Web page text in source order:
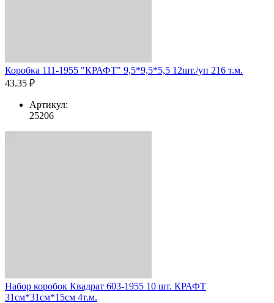
Коробка 111-1955 "КРАФТ" 9,5*9,5*5,5 12шт./уп 216 т.м.
43.35 ₽
Артикул:
25206
Набор коробок Квадрат 603-1955 10 шт. КРАФТ
31см*31см*15см 4т.м.